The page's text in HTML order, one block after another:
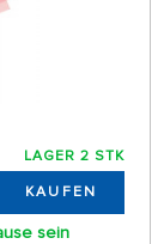
LAGER 2 STK
KAUFEN
sein